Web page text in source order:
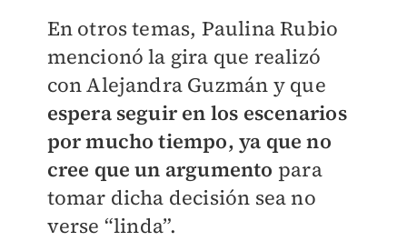
En otros temas, Paulina Rubio
mencionó la gira que realizó
con Alejandra Guzmán y que
espera seguir en los escenarios
por mucho tiempo, ya que no
cree que un argumento para
tomar dicha decisión sea no
verse “linda”.